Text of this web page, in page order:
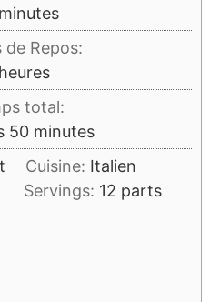
minutes
de Repos:
heures
total:
50minutes
minutes
Cuisine: Italien
Servings: 12 parts